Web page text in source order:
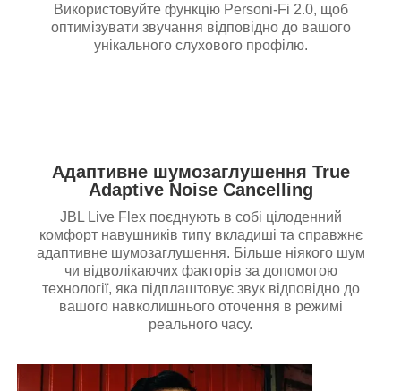
Використовуйте функцію Personi-Fi 2.0, щоб
оптимізувати звучання відповідно до вашого
унікального слухового профілю.
Адаптивне шумозаглушення True
Adaptive Noise Cancelling
JBL Live Flex поєднують в собі цілоденний
комфорт навушників типу вкладиші та справжнє
адаптивне шумозаглушення. Більше ніякого шум
чи відволікаючих факторів за допомогою
технології, яка підплаштовує звук відповідно до
вашого навколишнього оточення в режимі
реального часу.